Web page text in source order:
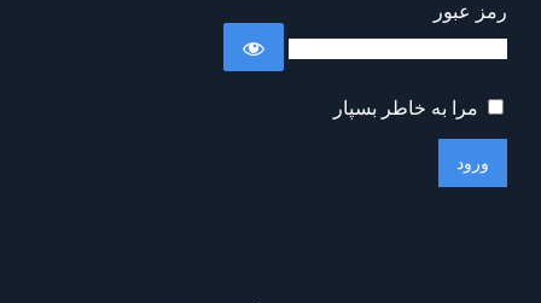
رمز عبور
مرا به خاطر بسپار